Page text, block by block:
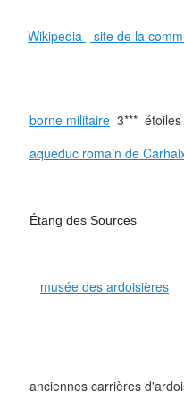
Wikipedia - site de la
borne militaire 3*** étoiles
aqueduc romain de
Étang des Sources
musée des ardoisières
anciennes carrières